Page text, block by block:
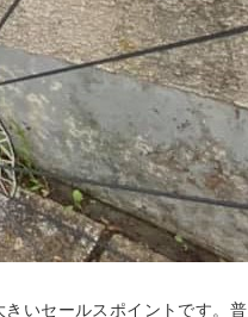
いセールスポイントです。普